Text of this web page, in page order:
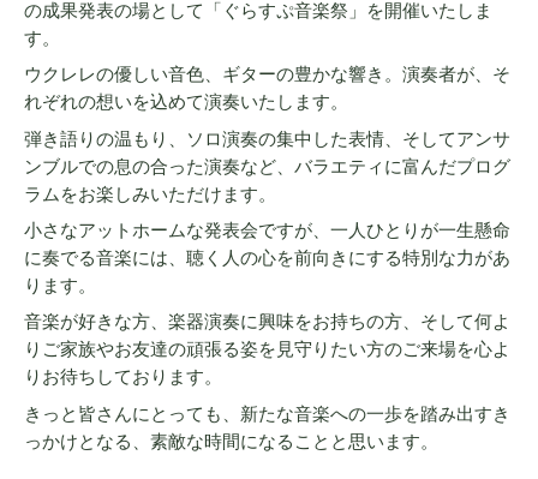
の成果発表の場として「ぐらすぷ音楽祭」を開催いたしま
す。
ウクレレの優しい音色、ギターの豊かな響き。演奏者が、そ
れぞれの想いを込めて演奏いたします。
弾き語りの温もり、ソロ演奏の集中した表情、そしてアンサ
ンブルでの息の合った演奏など、バラエティに富んだプログ
ラムをお楽しみいただけます。
小さなアットホームな発表会ですが、一人ひとりが一生懸命
に奏でる音楽には、聴く人の心を前向きにする特別な力があ
ります。
音楽が好きな方、楽器演奏に興味をお持ちの方、そして何よ
りご家族やお友達の頑張る姿を見守りたい方のご来場を心よ
りお待ちしております。
きっと皆さんにとっても、新たな音楽への一歩を踏み出すき
っかけとなる、素敵な時間になることと思います。